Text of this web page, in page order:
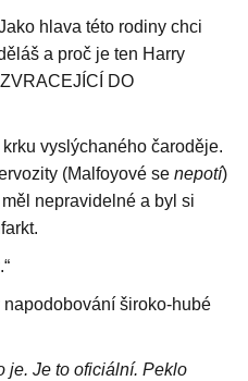
hlava této rodiny chci
a proč je ten Harry
DO
vyslýchaného čaroděje.
(Malfoyové se nepotí)
nepravidelné a byl si
široko-hubé
je. Je to oficiální. Peklo